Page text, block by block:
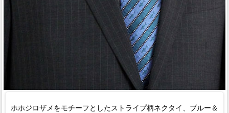
ホホジロザメをモチーフとしたストライプ柄ネクタイ、ブルー＆